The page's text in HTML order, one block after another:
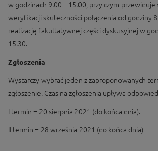
w godzinach 9.00 – 15.00, przy czym przewiduje
weryfikacji skuteczności połączenia od godziny
realizację fakultatywnej części dyskusyjnej w
15.30.
Zgłoszenia
Wystarczy wybrać jeden z zaproponowanych
zgłoszenie. Czas na zgłoszenia upływa
I termin = 20 sierpnia 2021 (do końca dnia).
II termin = 28 września 2021 (do końca dnia)